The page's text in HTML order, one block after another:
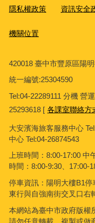
隱私權政策 資訊安全
機關位置
420018 臺中市豐原區陽
統一編號:25304590
Tel:04-22289111 分機 營
25293618 [ 各課室聯絡方
大安濱海旅客服務中心
中心 Tel:04-26874543
上班時間：8:00-17:00
時間：8:00-9:30、17:00-
停車資訊：陽明大樓B1
東行與自強南街交叉口右
本網站為臺中市政府版權
請勿任意轉載、複製或做